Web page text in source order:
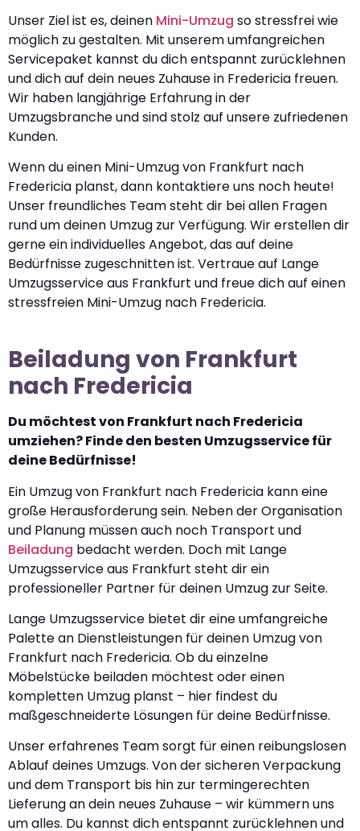
Unser Ziel ist es, deinen Mini-Umzug so stressfrei wie
möglich zu gestalten. Mit unserem umfangreichen
Servicepaket kannst du dich entspannt zurücklehnen
und dich auf dein neues Zuhause in Fredericia freuen.
Wir haben langjährige Erfahrung in der
Umzugsbranche und sind stolz auf unsere zufriedenen
Kunden.
Wenn du einen Mini-Umzug von Frankfurt nach
Fredericia planst, dann kontaktiere uns noch heute!
Unser freundliches Team steht dir bei allen Fragen
rund um deinen Umzug zur Verfügung. Wir erstellen dir
gerne ein individuelles Angebot, das auf deine
Bedürfnisse zugeschnitten ist. Vertraue auf Lange
Umzugsservice aus Frankfurt und freue dich auf einen
stressfreien Mini-Umzug nach Fredericia.
Beiladung von Frankfurt
nach Fredericia
Du möchtest von Frankfurt nach Fredericia
umziehen? Finde den besten Umzugsservice für
deine Bedürfnisse!
Ein Umzug von Frankfurt nach Fredericia kann eine
große Herausforderung sein. Neben der Organisation
und Planung müssen auch noch Transport und
Beiladung bedacht werden. Doch mit Lange
Umzugsservice aus Frankfurt steht dir ein
professioneller Partner für deinen Umzug zur Seite.
Lange Umzugsservice bietet dir eine umfangreiche
Palette an Dienstleistungen für deinen Umzug von
Frankfurt nach Fredericia. Ob du einzelne
Möbelstücke beiladen möchtest oder einen
kompletten Umzug planst – hier findest du
maßgeschneiderte Lösungen für deine Bedürfnisse.
Unser erfahrenes Team sorgt für einen reibungslosen
Ablauf deines Umzugs. Von der sicheren Verpackung
und dem Transport bis hin zur termingerechten
Lieferung an dein neues Zuhause – wir kümmern uns
um alles. Du kannst dich entspannt zurücklehnen und